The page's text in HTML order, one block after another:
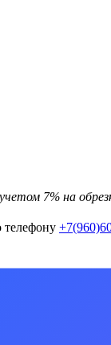
7% на
телефону